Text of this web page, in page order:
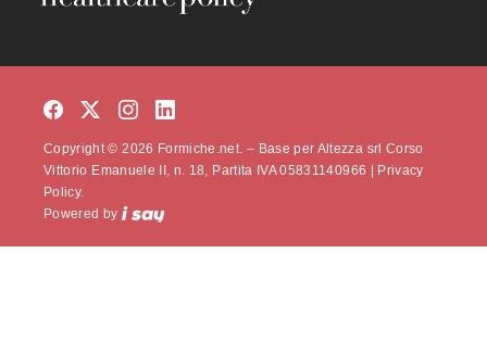
Copyright © 2026 Formiche.net. – Base per Altezza srl Corso
Vittorio Emanuele II, n. 18, Partita IVA 05831140966 |
Privacy
Policy.
Powered by